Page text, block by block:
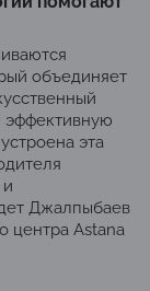
объединяет
эффективную
эта
Джалпыбаев
центра Astana